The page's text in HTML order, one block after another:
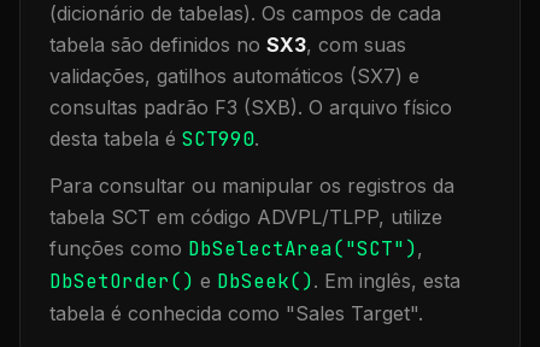
(dicionário de tabelas). Os campos de cada
tabela são definidos no SX3, com suas
validações, gatilhos automáticos (SX7) e
consultas padrão F3 (SXB). O arquivo físico
desta tabela é SCT990.
Para consultar ou manipular os registros da
tabela SCT em código ADVPL/TLPP, utilize
funções como DbSelectArea("SCT"),
DbSetOrder() e DbSeek(). Em inglês, esta
tabela é conhecida como "Sales Target".